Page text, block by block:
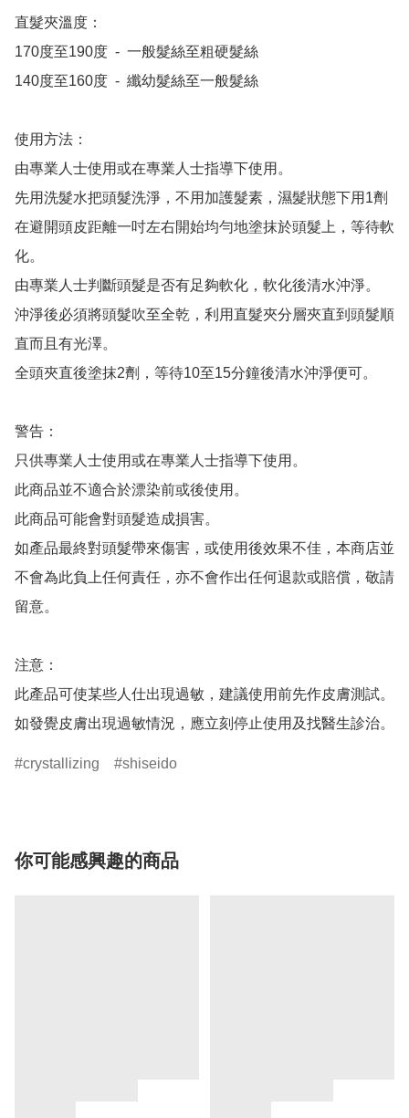
直髮夾溫度：
170度至190度  -  一般髮絲至粗硬髮絲
140度至160度  -  纖幼髮絲至一般髮絲
使用方法：
由專業人士使用或在專業人士指導下使用。
先用洗髮水把頭髮洗淨，不用加護髮素，濕髮狀態下用1劑
在避開頭皮距離一吋左右開始均勻地塗抹於頭髮上，等待軟
化。
由專業人士判斷頭髮是否有足夠軟化，軟化後清水沖淨。
沖淨後必須將頭髮吹至全乾，利用直髮夾分層夾直到頭髮順
直而且有光澤。
全頭夾直後塗抹2劑，等待10至15分鐘後清水沖淨便可。
警告：
只供專業人士使用或在專業人士指導下使用。
此商品並不適合於漂染前或後使用。
此商品可能會對頭髮造成損害。
如產品最終對頭髮帶來傷害，或使用後效果不佳，本商店並
不會為此負上任何責任，亦不會作出任何退款或賠償，敬請
留意。
注意：
此產品可使某些人仕出現過敏，建議使用前先作皮膚測試。
crystallizing shiseido
你可能感興趣的商品